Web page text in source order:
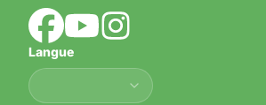
Langue
Langue